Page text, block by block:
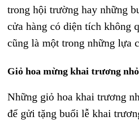
trong hội trường hay những
cửa hàng có diện tích không
cũng là một trong những lựa
Giỏ hoa mừng khai trương nhỏ
Những giỏ hoa khai trương
để gửi tặng buổi lễ khai